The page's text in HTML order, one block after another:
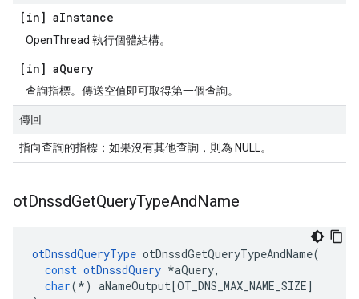
[in] aInstance
OpenThread 執行個體結構。
[in] aQuery
查詢指標。傳送空值即可取得第一個查詢。
傳回
指向查詢的指標；如果沒有其他查詢，則為 NULL。
otDnssdGetQueryTypeAndName
otDnssdQueryType otDnssdGetQueryTypeAndName(
const otDnssdQuery *aQuery,
char(*) aNameOutput[OT_DNS_MAX_NAME_SIZE]